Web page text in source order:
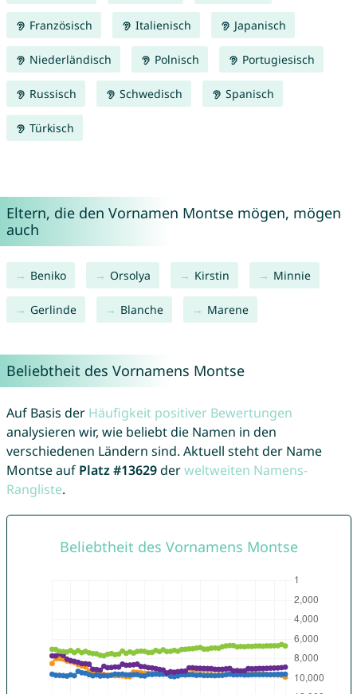
Französisch Italienisch Japanisch
Niederländisch Polnisch Portugiesisch
Russisch Schwedisch Spanisch
Türkisch
Eltern, die den Vornamen Montse mögen, mögen
auch
Beniko Orsolya Kirstin Minnie
Gerlinde Blanche Marene
Beliebtheit des Vornamens Montse
Auf Basis der Häufigkeit positiver Bewertungen
analysieren wir, wie beliebt die Namen in den
verschiedenen Ländern sind. Aktuell steht der Name
Montse auf Platz #13629derweltweiten Namens-
Rangliste.